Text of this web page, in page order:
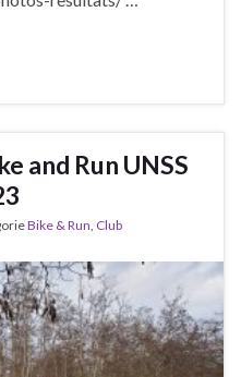
and Run UNSS
Bike & Run Club